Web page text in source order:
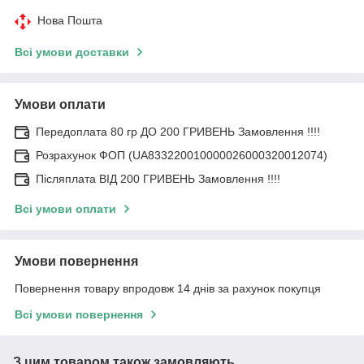
Нова Пошта
Всі умови доставки
Умови оплати
Передоплата 80 гр ДО 200 ГРИВЕНЬ Замовлення !!!!
Розрахунок ФОП (UA833220010000026000320012074)
Післяплата ВІД 200 ГРИВЕНЬ Замовлення !!!!
Всі умови оплати
Умови повернення
Повернення товару впродовж 14 днів за рахунок покупця
Всі умови повернення